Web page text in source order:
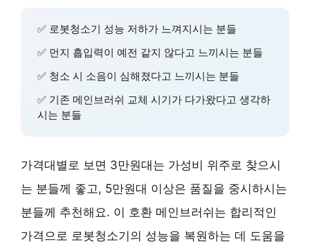
✅ 로봇청소기 성능 저하가 느껴지시는 분들
✅ 먼지 흡입력이 예전 같지 않다고 느끼시는 분들
✅ 청소 시 소음이 심해졌다고 느끼시는 분들
✅ 기존 메인브러쉬 교체 시기가 다가왔다고 생각하
시는 분들
가격대별로 보면 3만원대는 가성비 위주로 찾으시
는 분들께 좋고, 5만원대 이상은 품질을 중시하시는
분들께 추천해요. 이 호환 메인브러쉬는 합리적인
가격으로 로봇청소기의 성능을 복원하는 데 도움을